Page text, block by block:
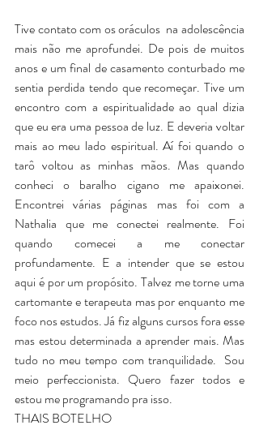
Tive contato com os oráculos  na adolescência
mais não me aprofundei. De pois de muitos
anos e um final de casamento conturbado me
sentia perdida tendo que recomeçar. Tive um
encontro com a espiritualidade ao qual dizia
que eu era uma pessoa de luz. E deveria voltar
mais ao meu lado espiritual. Aí foi quando o
tarô voltou as minhas mãos. Mas quando
conheci o baralho cigano me apaixonei.
Encontrei várias páginas mas foi com a
Nathalia que me conectei realmente. Foi
quando comecei a me conectar
profundamente. E a intender que se estou
aqui é por um propósito. Talvez me torne uma
cartomante e terapeuta mas por enquanto me
foco nos estudos. Já fiz alguns cursos fora esse
mas estou determinada a aprender mais. Mas
tudo no meu tempo com tranquilidade.  Sou
meio perfeccionista. Quero fazer todos e
estou me programando pra isso.
THAIS BOTELHO